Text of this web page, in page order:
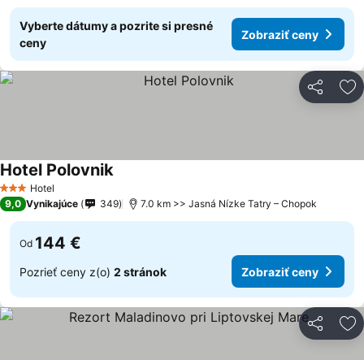
Vyberte dátumy a pozrite si presné
ceny
Zobraziť ceny
Zdieľať
3 Počet hviezdičiek
Hotel
Hotel Polovnik
9,0 Vynikajúce 349 7.0 km >> Jasná Nízke Tatry – Chopok
Od 144 €
Pozrieť ceny z(o) 2 stránok Zobraziť ceny
Zdieľať